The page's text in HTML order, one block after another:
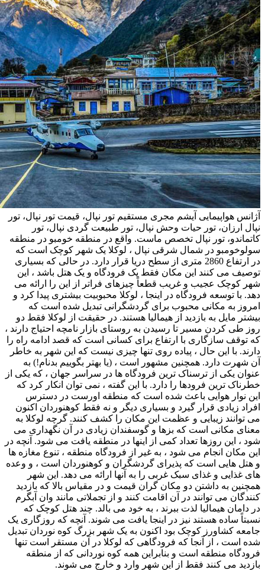
آژانس هواپیمایی آیشم مجری مستقیم تور نپال، قیمت تور نپال، تور
نپال ارزان، تور حیات وحش نپال، تور طبیعت گردی نپال، تور
کاتماندو، تور نپال تخصص ماست. واقع در منطقه خومبو در منطقه
سولوخومبو در شمال شرقی نپال ، لوکلا یک شهر کوچک است که
در ارتفاع 2860 متری از سطح دریا قرار دارد. در حالی که بسیاری
توصیف می کنند این مکان فقط یک فرودگاه و یک هتل باشد ، این
شهر کوچک عجیب و غریب قطعاً چیزهای فراتر از این را ارائه می
دهد. با توسعه فرودگاه در اینجا ، لوکلا محبوبیت بیشتری پیدا کرد و
امروز به مکانی محبوب برای گردشگرانی تبدیل شده است که
بیشتر مایل به بازدید از هیمالیا هستند. در حقیقت از لوکلا فقط دو
روز طی کردن مسیر تا رسیدن به روستای بازار نامچه احتیاج دارند ،
كه توقف سازگاری با ارتفاع برای كسانی است كه قصد ادامه راه را
دارند. با این حال ، پیاده روی تنها چیزی نیست که این شهر به خاطر
آن شهرت دارد. همچنین مشهور است ، (یا بهتر بگوییم بدنام!) به
عنوان یکی از ترسناک ترین فرودگاه ها در سراسر جهان ، که یکی از
خطرناک ترین فرودها را دارد. با این گفته ، نمی توان انکار کرد که
این نوار هوایی باعث شده است که منطقه اورست در دسترس
افراد زیادی قرار گیرد و بسیاری دیگر و نه فقط کوهنوردان اکنون
می توانند زیبایی و عظمت این مکان را کشف کنند. گرچه لوکلا به
معنای مکانی است که بزها و گوسفندان زیادی در آن نگهداری می
شود ، این روزها تعداد کمی از اینها در منطقه یافت می شود. آنچه در
این مکان انجام می شود ، به غیر از فرودگاه منطقه ، تنوع مغازه ها
و هتل هایی است که پذیرای گردشگران و کوهنوردان است ، و وعده
های غذایی و غذای سبک غربی را به آنها ارائه می دهد. این شهر
همچنین به داشتن دو مکان گران قیمت و در مقیاس بالا که بازدید
کنندگان می توانند در آن اقامت کنند و از تجملاتی مانند وان آبگرم
در دامان هیمالیا لذت ببرند ، به خود می بالد. چند هتل کوچک که
نسبتاً ساده هستند نیز در اینجا یافت می شوند. آنچه که روزگاری یک
جامعه کشاورز کوچک بود اکنون به یک شهر بزرگ کوه نوردان تبدیل
شده است ، از آنجا که فرودگاهی که لوکلا در آن مستقر است تنها
فرودگاه منطقه است و بنابراین همه کوه نوردانی که از منطقه
بازدید می کنند فقط از این شهر وارد و خارج می شوند.